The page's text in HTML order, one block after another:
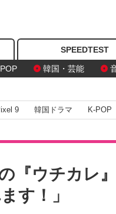
SPEEDTEST
韓国・芸能
9 韓国ドラマ K-POP
『ウチカレ
す！」